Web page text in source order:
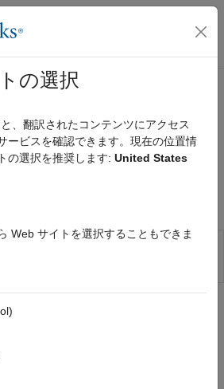
ス ナビゲーション メ
ム
ション​
使用したインターフェイス
て構築したモデルで Simulink®信号と
ック
Interface to cosimulate Simscape
情報は役に立ちましたか？
の選択
、翻訳されたコンテンツにアクセス
ービスを確認できます。現在の位置情
の選択を推奨します: United States
Web サイトを選択することもできま